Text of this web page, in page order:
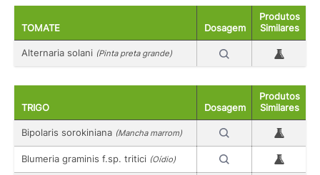
TOMATE Dosagem
Produtos
Similares
Alternaria solani (Pinta preta grande)
TRIGO Dosagem
Produtos
Similares
Bipolaris sorokiniana (Mancha marrom)
Blumeria graminis f.sp. tritici (Oídio)